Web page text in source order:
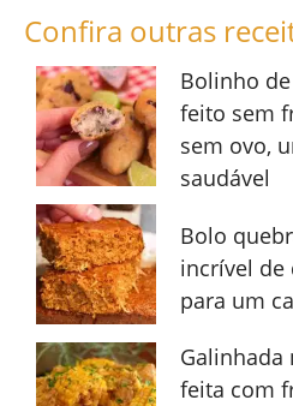
Confira outras
Bolinho
feito sem
sem ovo,
saudável
Bolo
incrível de
para um
Galinhada
feita com